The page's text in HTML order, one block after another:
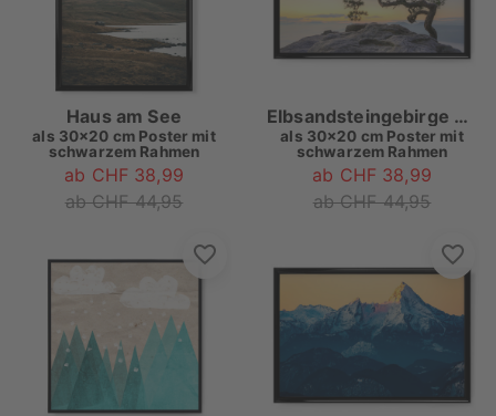
Haus am See
als 30x20 cm Poster mit
schwarzem Rahmen
ab CHF 38,99
ab CHF 44,95
Elbsandsteingebirge Kiefer
als 30x20 cm Poster mit
schwarzem Rahmen
ab CHF 38,99
ab CHF 44,95